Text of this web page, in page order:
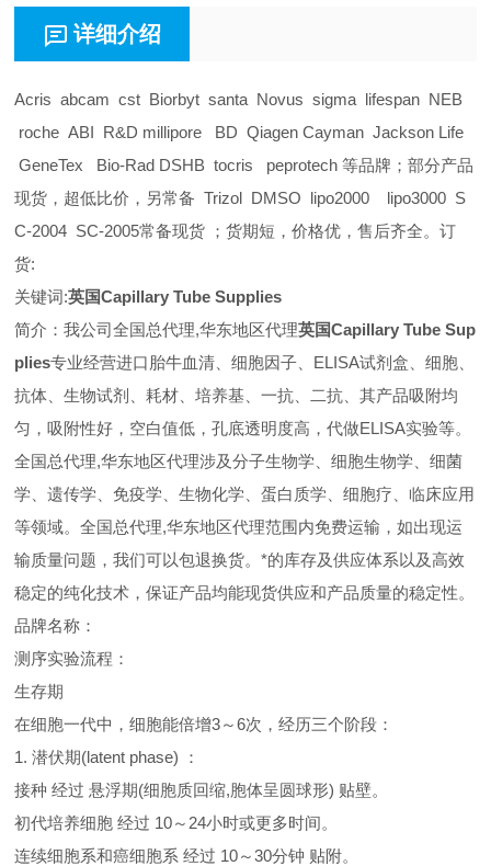
详细介绍
Acris abcam cst Biorbyt santa Novus sigma lifespan NEB
roche ABI R&D millipore BD Qiagen Cayman Jackson Life
GeneTex Bio-Rad DSHB tocris peprotech 等品牌；部分产品
现货，超低比价，另常备 Trizol DMSO lipo2000 lipo3000 S
C-2004 SC-2005常备现货 ；货期短，价格优，售后齐全。订
货:
关键词:英国Capillary Tube Supplies
简介：我公司全国总代理,华东地区代理英国Capillary Tube Sup
plies专业经营进口胎牛血清、细胞因子、ELISA试剂盒、细胞、
抗体、生物试剂、耗材、培养基、一抗、二抗、其产品吸附均
匀，吸附性好，空白值低，孔底透明度高，代做ELISA实验等。
全国总代理,华东地区代理涉及分子生物学、细胞生物学、细菌
学、遗传学、免疫学、生物化学、蛋白质学、细胞疗、临床应用
等领域。全国总代理,华东地区代理范围内免费运输，如出现运
输质量问题，我们可以包退换货。*的库存及供应体系以及高效
稳定的纯化技术，保证产品均能现货供应和产品质量的稳定性。
品牌名称：
测序实验流程：
生存期
在细胞一代中，细胞能倍增3～6次，经历三个阶段：
1. 潜伏期(latent phase) ：
接种 经过 悬浮期(细胞质回缩,胞体呈圆球形) 贴壁。
初代培养细胞 经过 10～24小时或更多时间。
连续细胞系和癌细胞系 经过 10～30分钟 贴附。